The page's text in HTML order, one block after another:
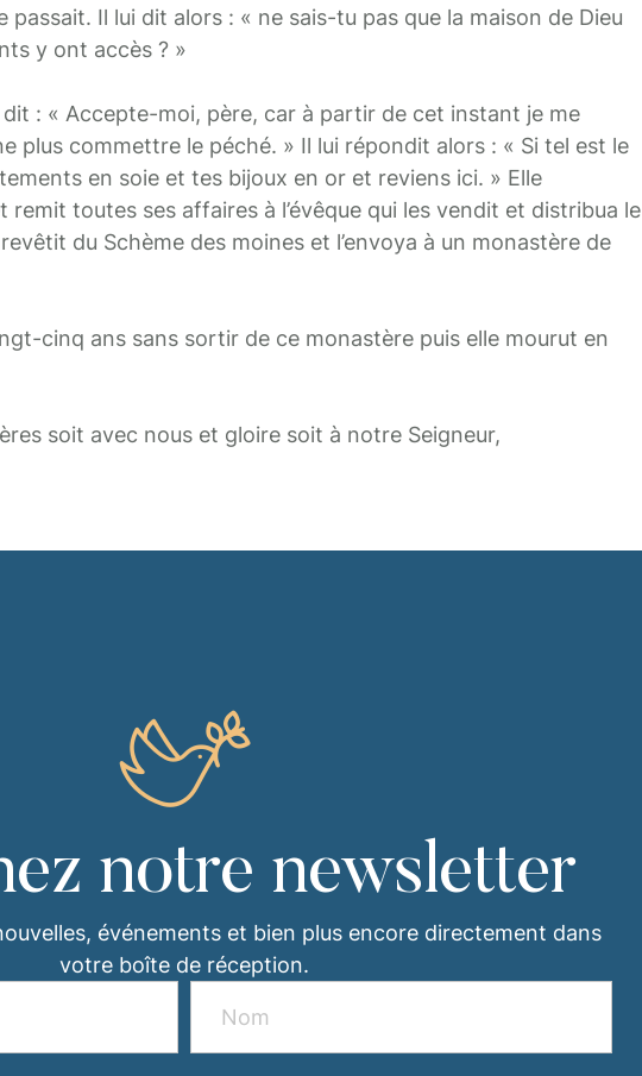
passait. Il lui dit alors : « ne sais-tu pas que la maison de Dieu
y ont accès ? »
: « Accepte-moi, père, car à partir de cet instant je me
plus commettre le péché. » Il lui répondit alors : « Si tel est le
en soie et tes bijoux en or et reviens ici. » Elle
remit toutes ses affaires à l’évêque qui les vendit et distribua le
du Schème des moines et l’envoya à un monastère de
cinq ans sans sortir de ce monastère puis elle mourut en
soit avec nous et gloire soit à notre Seigneur,
notre newsletter
événements et bien plus encore directement dans
votre boîte de réception.